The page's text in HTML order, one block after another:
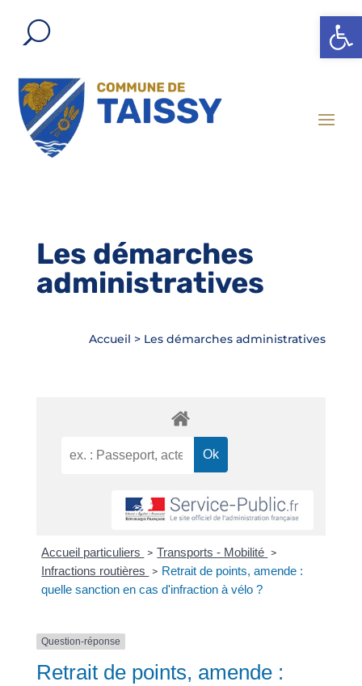
Ouvrir
Les démarches
administratives
Accueil > Les démarches administratives
Accueil particuliers > Transports - Mobilité >
Infractions routières > Retrait de points, amende :
quelle sanction en cas d'infraction à vélo ?
Question-réponse
Retrait de points, amende :